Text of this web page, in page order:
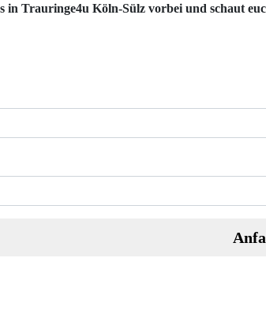
in Trauringe4u Köln-Sülz vorbei und schaut